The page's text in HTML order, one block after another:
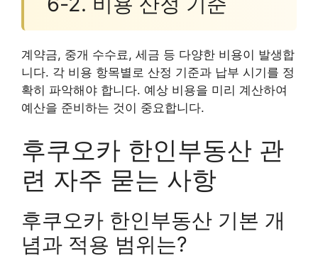
계약금, 중개 수수료, 세금 등 다양한 비용이 발생합
니다. 각 비용 항목별로 산정 기준과 납부 시기를 정
확히 파악해야 합니다. 예상 비용을 미리 계산하여
예산을 준비하는 것이 중요합니다.
후쿠오카 한인부동산 관
련 자주 묻는 사항
후쿠오카 한인부동산 기본 개
념과 적용 범위는?